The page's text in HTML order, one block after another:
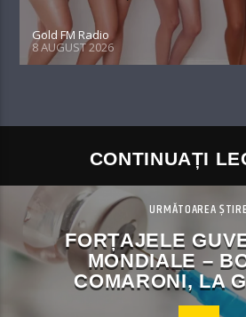
Gold FM Radio
8 AUGUST 2026
CONTINUAȚI
URMĂTOAREA ȘTIRE
FORȚAJELE
MONDIALE –
COMARONI, LA